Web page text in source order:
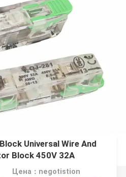
Universal Wire And
Block 450V 32A
включает
Цена：negotistion